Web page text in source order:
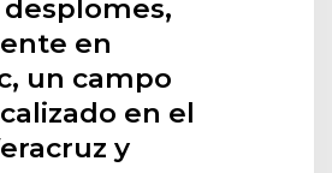
en
un campo
en el
y